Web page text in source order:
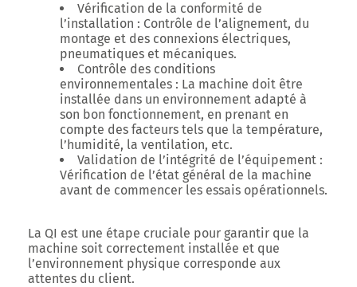
Vérification de la conformité de
l’installation : Contrôle de l’alignement, du
montage et des connexions électriques,
pneumatiques et mécaniques.
Contrôle des conditions
environnementales : La machine doit être
installée dans un environnement adapté à
son bon fonctionnement, en prenant en
compte des facteurs tels que la température,
l’humidité, la ventilation, etc.
Validation de l’intégrité de l’équipement :
Vérification de l’état général de la machine
avant de commencer les essais opérationnels.
La QI est une étape cruciale pour garantir que la
machine soit correctement installée et que
l’environnement physique corresponde aux
attentes du client.